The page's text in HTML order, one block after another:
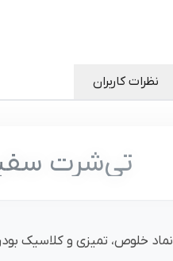
نظرات کاربران
تی‌شرت
نماد خلوص، تمیزی و کلاسیک